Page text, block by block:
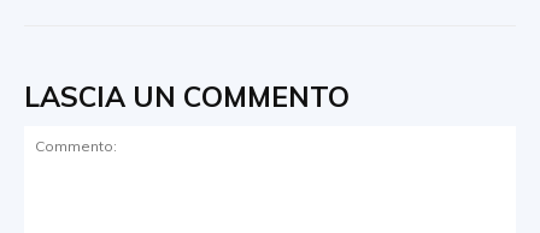
LASCIA UN COMMENTO